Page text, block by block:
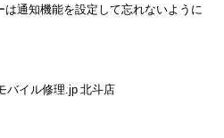
は通知機能を設定して忘れないように
バイル修理.jp 北斗店